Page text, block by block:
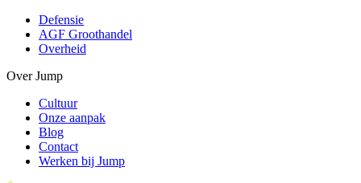
Defensie
AGF Groothandel
Overheid
Over Jump
Cultuur
Onze aanpak
Blog
Contact
Werken bij Jump